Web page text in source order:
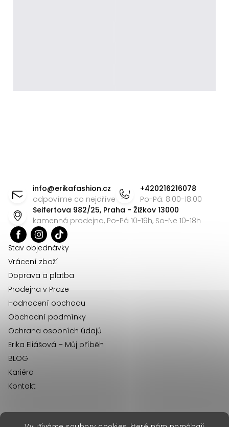
info@erikafashion.cz
odpovíme co nejdříve
+420216216078
Po-Pá: 8:00-18:00
Seifertova 982/25, Praha - Žižkov 13000
kamenná prodejna, Po-Pá 10-19h, So-Ne 10-18h
Stav objednávky
Vrácení zboží
Doprava a platba
Prodejna v Praze
Hodnocení obchodu
Obchodní podmínky
Ochrana osobních údajů
Erika Eliášová – Můj příběh
BLOG
Kariéra
Kontakt